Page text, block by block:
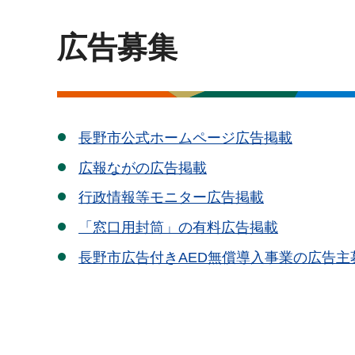
広告募集
長野市公式ホームページ広告掲載
広報ながの広告掲載
行政情報等モニター広告掲載
「窓口用封筒」の有料広告掲載
長野市広告付きAED無償導入事業の広告主